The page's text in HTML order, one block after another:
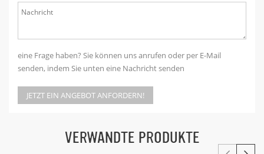
eine Frage haben? Sie können uns anrufen oder per E-Mail
senden, indem Sie unten eine Nachricht senden
JETZT EIN ANGEBOT ANFORDERN!
VERWANDTE PRODUKTE